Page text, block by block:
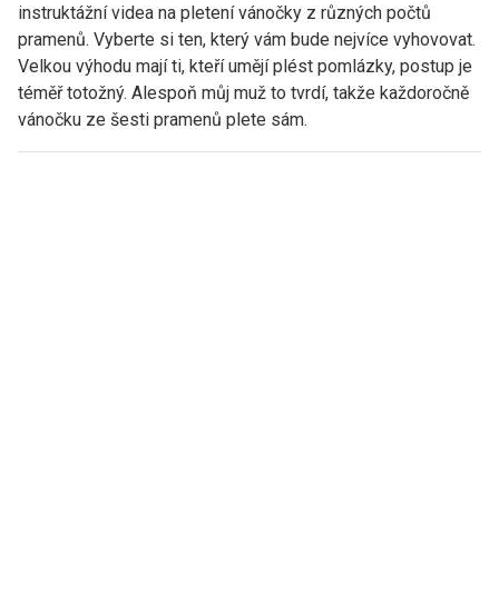
instruktážní videa na pletení vánočky z různých počtů
pramenů. Vyberte si ten, který vám bude nejvíce vyhovovat.
Velkou výhodu mají ti, kteří umějí plést pomlázky, postup je
téměř totožný. Alespoň můj muž to tvrdí, takže každoročně
vánočku ze šesti pramenů plete sám.